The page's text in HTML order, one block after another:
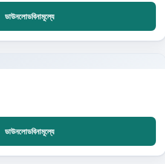
ডাউনলোডবিনামূল্যে
ডাউনলোডবিনামূল্যে